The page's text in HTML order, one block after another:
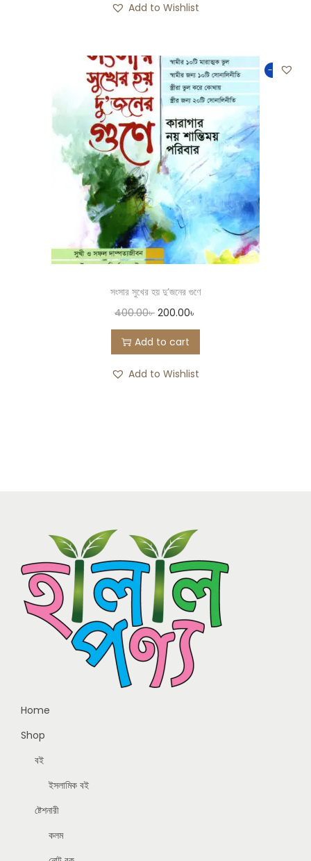
Add to Wishlist
-50%
সংসার সুখের হয় দু’জনের গুণে
400.00৳ 200.00৳
Add to cart
Add to Wishlist
Home
Shop
বই
ইসলামিক বই
ষ্টেশনারী
কলম